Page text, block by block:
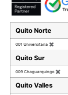
Quito Norte
001 Universitaria ✖
Quito Sur
009 Chaguarquingo ✖
Quito Valles